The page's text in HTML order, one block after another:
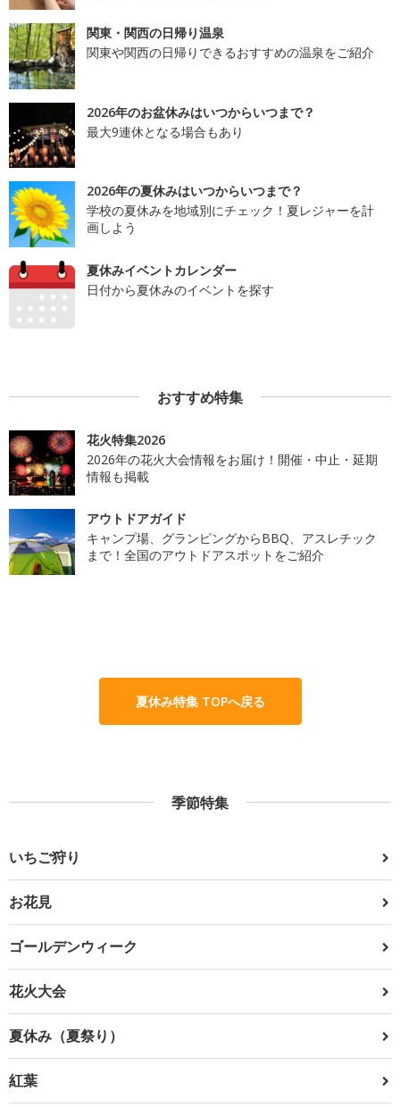
関東・関西の日帰り温泉
関東や関西の日帰りできるおすすめの温泉をご紹介
2026年のお盆休みはいつからいつまで？
最大9連休となる場合もあり
2026年の夏休みはいつからいつまで？
学校の夏休みを地域別にチェック！夏レジャーを計
画しよう
夏休みイベントカレンダー
日付から夏休みのイベントを探す
おすすめ特集
花火特集2026
2026年の花火大会情報をお届け！開催・中止・延期
情報も掲載
アウトドアガイド
キャンプ場、グランピングからBBQ、アスレチック
まで！全国のアウトドアスポットをご紹介
夏休み特集 TOPへ戻る
季節特集
いちご狩り
お花見
ゴールデンウィーク
花火大会
夏休み（夏祭り）
紅葉